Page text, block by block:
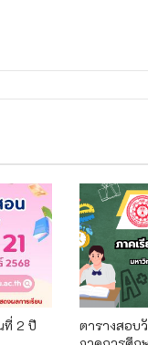
ที่ 2 ปี
ตารางสอบ